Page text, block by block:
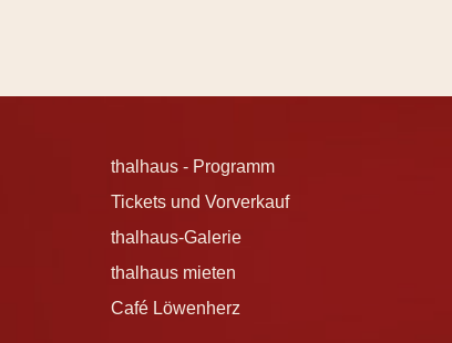
thalhaus - Programm
Tickets und Vorverkauf
thalhaus-Galerie
thalhaus mieten
Café Löwenherz